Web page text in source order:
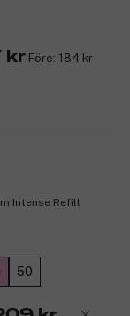
kr Före: 184 kr
Intense Refill
50